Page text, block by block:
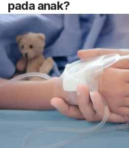
pada anak?